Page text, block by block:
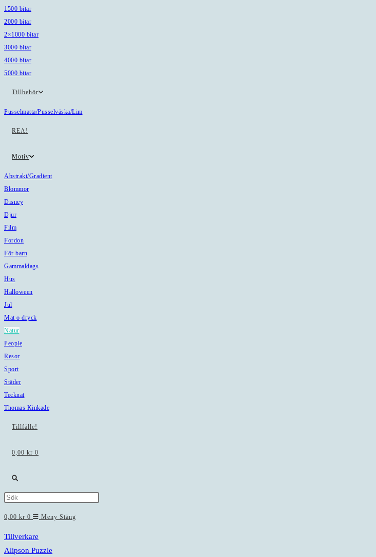
1500 bitar
2000 bitar
2×1000 bitar
3000 bitar
4000 bitar
5000 bitar
Tillbehör
Pusselmatta/Pusselväska/Lim
REA!
Motiv
Abstrakt/Gradient
Blommor
Disney
Djur
Film
Fordon
För barn
Gammaldags
Hus
Halloween
Jul
Mat o dryck
Natur
People
Resor
Sport
Städer
Tecknat
Thomas Kinkade
Tillfälle!
0,00 kr 0
Slå
på/av
0,00 kr 0 Meny Stäng
Tillverkare
Alipson Puzzle